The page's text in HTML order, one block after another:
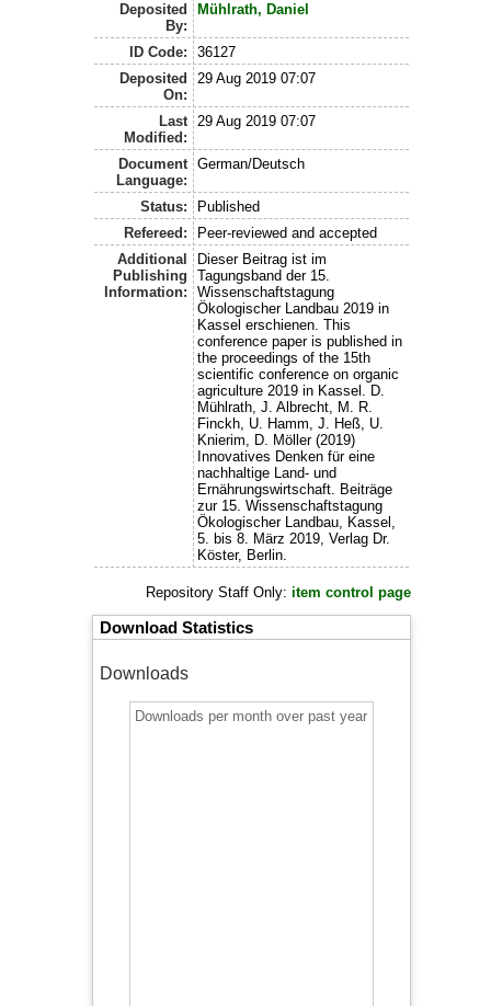
Deposited
By:
Mühlrath, Daniel
ID Code:
36127
Deposited
On:
29 Aug 2019 07:07
Last
Modified:
29 Aug 2019 07:07
Document
Language:
German/Deutsch
Status:
Published
Refereed:
Peer-reviewed and accepted
Additional
Publishing
Information:
Dieser Beitrag ist im
Tagungsband der 15.
Wissenschaftstagung
Ökologischer Landbau 2019 in
Kassel erschienen. This
conference paper is published in
the proceedings of the 15th
scientific conference on organic
agriculture 2019 in Kassel. D.
Mühlrath, J. Albrecht, M. R.
Finckh, U. Hamm, J. Heß, U.
Knierim, D. Möller (2019)
Innovatives Denken für eine
nachhaltige Land- und
Ernährungswirtschaft. Beiträge
zur 15. Wissenschaftstagung
Ökologischer Landbau, Kassel,
5. bis 8. März 2019, Verlag Dr.
Köster, Berlin.
Repository Staff Only: item control page
Download Statistics
Downloads
Downloads per month over past year